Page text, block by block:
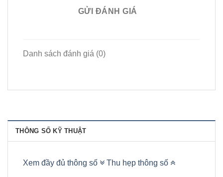
GỬI ĐÁNH GIÁ
Danh sách đánh giá (0)
THÔNG SỐ KỸ THUẬT
Xem đầy đủ thông số Thu hẹp thông số